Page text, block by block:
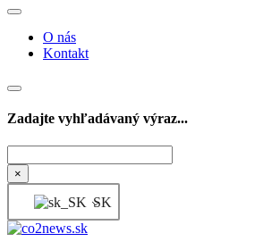
O nás
Kontakt
Zadajte vyhľadávaný výraz...
×
SK